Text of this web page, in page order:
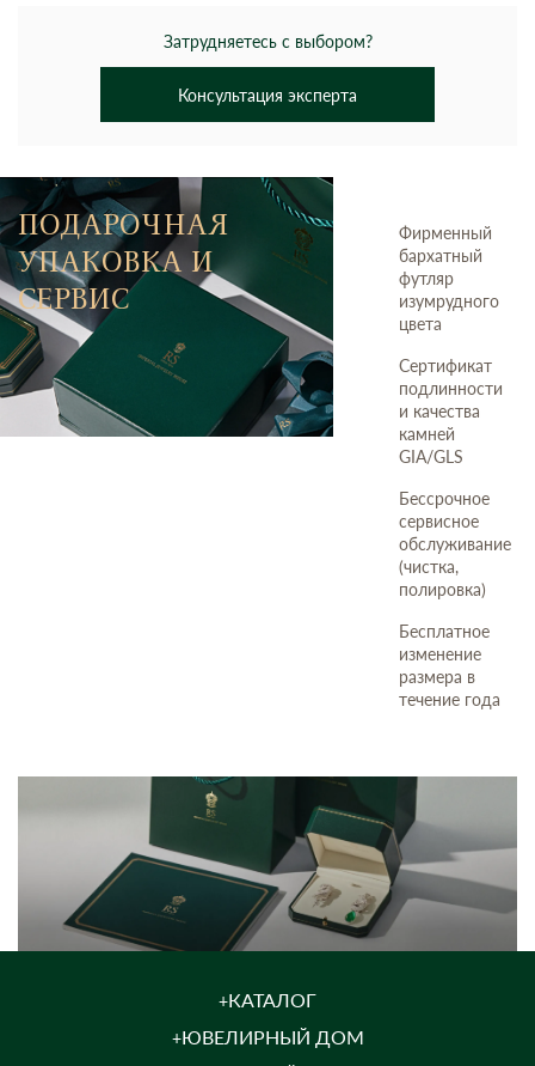
Затрудняетесь с выбором?
Консультация эксперта
ПОДАРОЧНАЯ
УПАКОВКА И
СЕРВИС
Фирменный
бархатный
футляр
изумрудного
цвета
Сертификат
подлинности
и качества
камней
GIA/GLS
Бессрочное
сервисное
обслуживание
(чистка,
полировка)
Бесплатное
изменение
размера в
течение года
КАТАЛОГ
ЮВЕЛИРНЫЙ ДОМ